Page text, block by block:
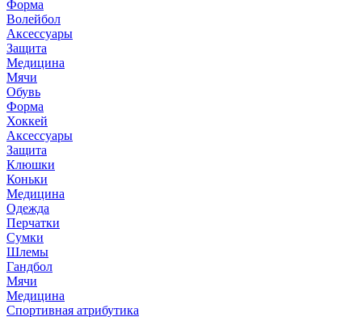
Форма
Волейбол
Аксессуары
Защита
Медицина
Мячи
Обувь
Форма
Хоккей
Аксессуары
Защита
Клюшки
Коньки
Медицина
Одежда
Перчатки
Сумки
Шлемы
Гандбол
Мячи
Медицина
Спортивная атрибутика